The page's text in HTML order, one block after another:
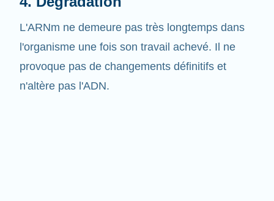
L'ARNm ne demeure pas très longtemps dans
l'organisme une fois son travail achevé. Il ne
provoque pas de changements définitifs et
n'altère pas l'ADN.